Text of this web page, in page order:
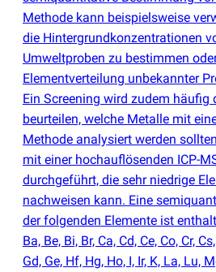
Methode kann beispielsweise
die Hintergrundkonzentrationen
Umweltproben zu bestimmen
Elementverteilung unbekannter
Ein Screening wird zudem häufig
beurteilen, welche Metalle mit
Methode analysiert werden
mit einer hochauflösenden ICP-
durchgeführt, die sehr niedrige
nachweisen kann. Eine
der folgenden Elemente ist
Ba, Be, Bi, Br, Ca, Cd, Ce, Co, Cr,
Gd, Ge, Hf, Hg, Ho, I, Ir, K, La, Lu,